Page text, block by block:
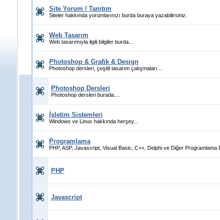
Site Yorum / Tanıtım
Siteler hakkında yorumlarınızı burda buraya yazabilirsiniz.
Web Tasarım
Web tasarımıyla ilgili bilgiler burda...
Photoshop & Grafik & Design
Photoshop dersleri, çeşitli tasarım çalışmaları...
Photoshop Dersleri
Photoshop dersleri burada....
İşletim Sistemleri
Windows ve Linux hakkında herşey...
Programlama
PHP, ASP, Javascript, Visual Basic, C++, Delphi ve Diğer Programlama
PHP
Javascript